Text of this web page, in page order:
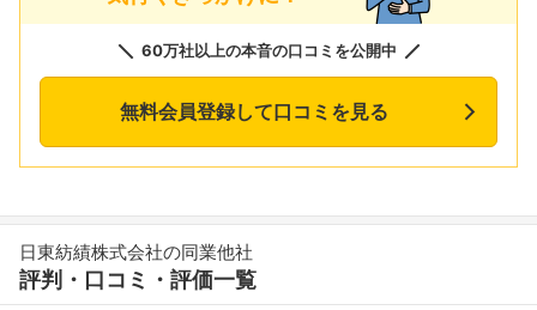
60万社以上の本音の口コミを公開中
無料会員登録して口コミを見る
日東紡績株式会社の同業他社
評判・口コミ・評価一覧